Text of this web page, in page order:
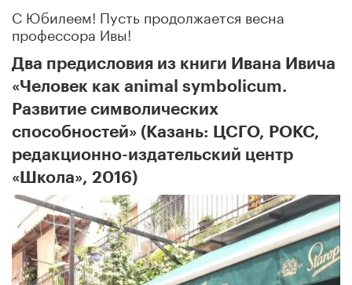
С Юбилеем! Пусть продолжается весна
профессора Ивы!
Два предисловия из книги Ивана Ивича
«Человек как animal symbolicum.
Развитие символических
способностей» (Казань: ЦСГО, РОКС,
редакционно-издательский центр
«Школа», 2016)